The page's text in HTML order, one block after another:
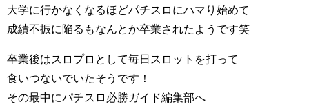
大学に行かなくなるほどパチスロにハマり始めて
成績不振に陥るもなんとか卒業されたようです笑
卒業後はスロプロとして毎日スロットを打って
食いつないでいたそうです！
その最中にパチスロ必勝ガイド編集部へ